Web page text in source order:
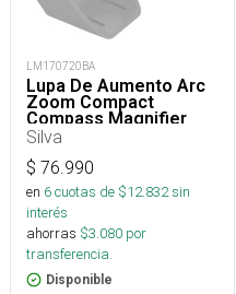
LM170720BA
Lupa De Aumento Arc
Zoom Compact
Compass Magnifier
Silva
$ 76.990
en 6cuotas de $12.832sin
interés
ahorras $3.080 por
transferencia.
Disponible